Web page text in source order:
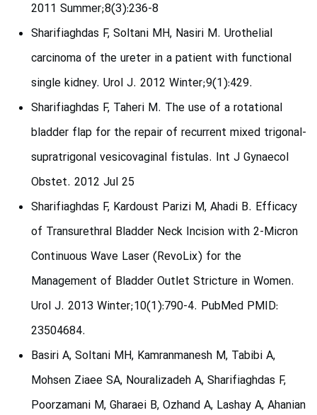
2011 Summer;8(3):236-8
Sharifiaghdas F, Soltani MH, Nasiri M. Urothelial
carcinoma of the ureter in a patient with functional
single kidney. Urol J. 2012 Winter;9(1):429.
Sharifiaghdas F, Taheri M. The use of a rotational
bladder flap for the repair of recurrent mixed trigonal-
supratrigonal vesicovaginal fistulas. Int J Gynaecol
Obstet. 2012 Jul 25
Sharifiaghdas F, Kardoust Parizi M, Ahadi B. Efficacy
of Transurethral Bladder Neck Incision with 2-Micron
Continuous Wave Laser (RevoLix) for the
Management of Bladder Outlet Stricture in Women.
Urol J. 2013 Winter;10(1):790-4. PubMed PMID:
23504684.
Basiri A, Soltani MH, Kamranmanesh M, Tabibi A,
Mohsen Ziaee SA, Nouralizadeh A, Sharifiaghdas F,
Poorzamani M, Gharaei B, Ozhand A, Lashay A, Ahanian